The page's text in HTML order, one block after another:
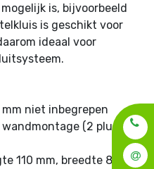
is, bijvoorbeeld
is geschikt voor
ideaal voor
niet inbegrepen
(2 pluggen
110 mm, breedte 80